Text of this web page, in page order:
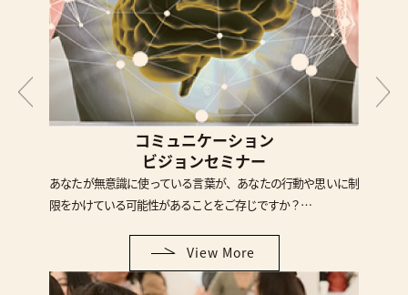
コミュニケーション
ビジョンセミナー
あなたが無意識に使っている言葉が、あなたの行動や思いに制
限をかけている可能性があることをご存じですか？…
View More